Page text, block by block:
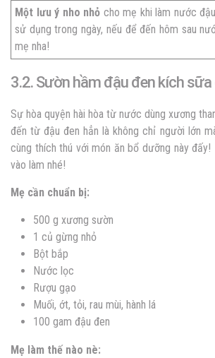
Một lưu ý nho nhỏ cho mẹ khi làm nước
sử dụng trong ngày, nếu để đến hôm sau
mẹ nha!
3.2. Sườn hầm đậu đen kích sữa
Sự hòa quyện hài hòa từ nước dùng xương
đến từ đậu đen hẳn là không chỉ người lớn
cùng thích thú với món ăn bổ dưỡng này
vào làm nhé!
Mẹ cần chuẩn bị:
500 g xương sườn
1 củ gừng nhỏ
Bột bắp
Nước lọc
Rượu gạo
Muối, ớt, tỏi, rau mùi, hành lá
100 gam đậu đen
Mẹ làm thế nào nè: